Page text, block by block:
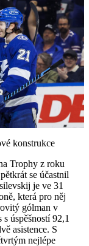
konstrukce
Trophy z roku
se účastnil
je ve 31
která pro něj
gólman v
úspěšností 92,1
asistence. S
nejlépe